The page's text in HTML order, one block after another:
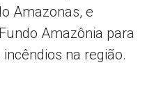
Amazonas, e
Amazônia para
na região.